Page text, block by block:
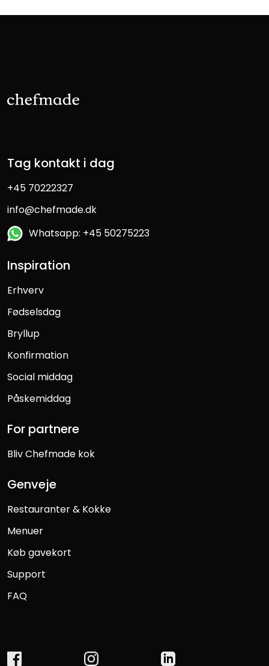
Tag kontakt i dag
+45 70222327
info@chefmade.dk
Whatsapp: +45 50275223
Inspiration
Erhverv
Fødselsdag
Bryllup
Konfirmation
Social middag
Påskemiddag
For partnere
Bliv Chefmade kok
Genveje
Restauranter & Kokke
Menuer
Køb gavekort
Support
FAQ